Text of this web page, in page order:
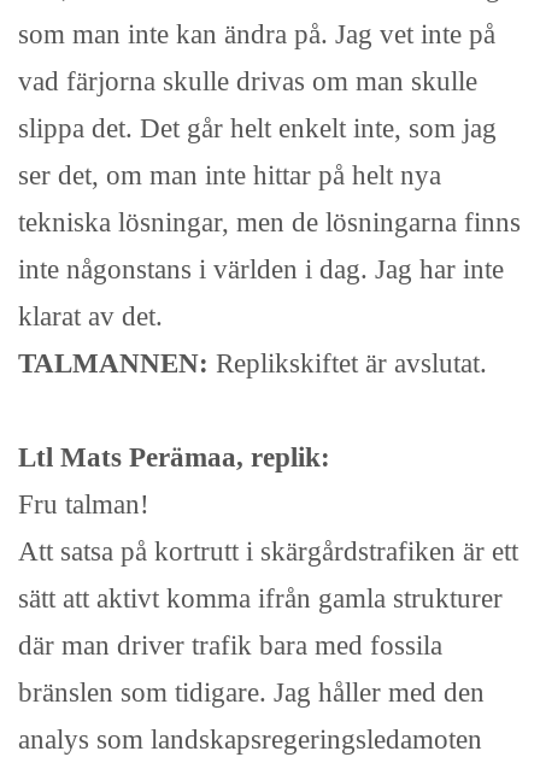
som man inte kan ändra på. Jag vet inte på
vad färjorna skulle drivas om man skulle
slippa det. Det går helt enkelt inte, som jag
ser det, om man inte hittar på helt nya
tekniska lösningar, men de lösningarna finns
inte någonstans i världen i dag. Jag har inte
klarat av det.
TALMANNEN: Replikskiftet är avslutat.
Ltl Mats Perämaa, replik:
Fru talman!
Att satsa på kortrutt i skärgårdstrafiken är ett
sätt att aktivt komma ifrån gamla strukturer
där man driver trafik bara med fossila
bränslen som tidigare. Jag håller med den
analys som landskapsregeringsledamoten